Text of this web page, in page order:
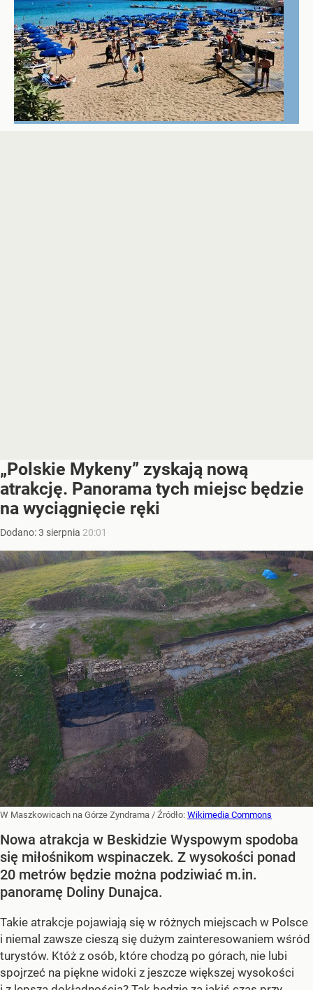
„Polskie Mykeny” zyskają nową
atrakcję. Panorama tych miejsc będzie
na wyciągnięcie ręki
Dodano:3 sierpnia 20:01
W Maszkowicach na Górze Zyndrama / Źródło: Wikimedia Commons
Nowa atrakcja w Beskidzie Wyspowym spodoba
się miłośnikom wspinaczek. Z wysokości ponad
20 metrów będzie można podziwiać m.in.
panoramę Doliny Dunajca.
Takie atrakcje pojawiają się w różnych miejscach w Polsce
i niemal zawsze cieszą się dużym zainteresowaniem wśród
turystów. Któż z osób, które chodzą po górach, nie lubi
spojrzeć na piękne widoki z jeszcze większej wysokości